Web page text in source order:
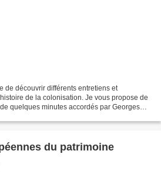
de découvrir différents entretiens et
de la colonisation. Je vous propose de
quelques minutes accordés par Georges
du patrimoine